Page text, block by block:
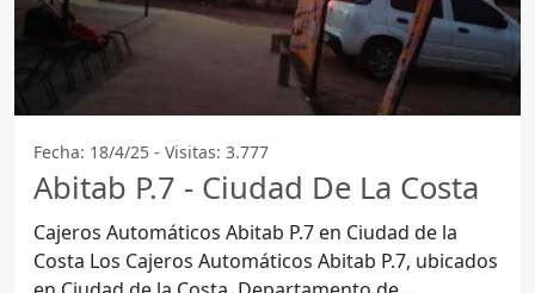
Fecha: 18/4/25 - Visitas: 3.777
Abitab P.7 - Ciudad De La Costa
Cajeros Automáticos Abitab P.7 en Ciudad de la
Costa Los Cajeros Automáticos Abitab P.7, ubicados